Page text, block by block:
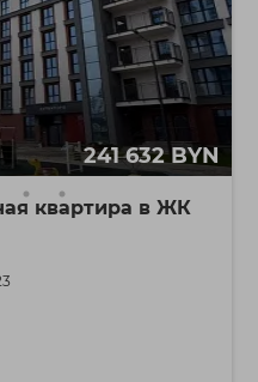
241 632 BYN
квартира в ЖК